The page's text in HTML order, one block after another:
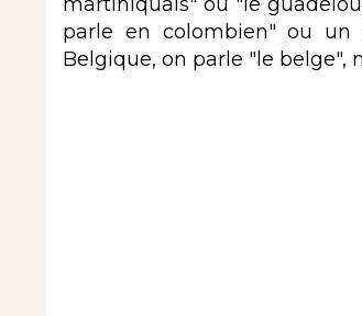
parle en colombien" ou un
Belgique, on parle "le belge",